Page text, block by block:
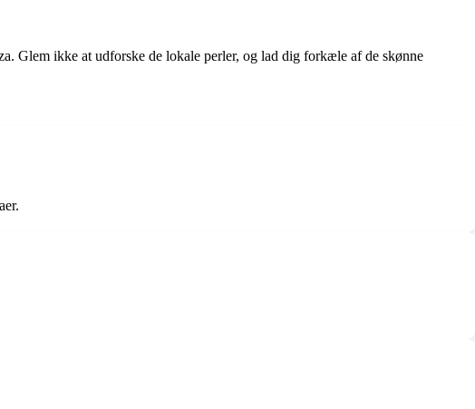
Glem ikke at udforske de lokale perler, og lad dig forkæle af de skønne